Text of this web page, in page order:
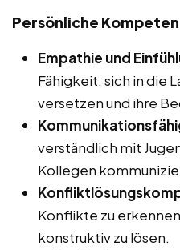
Persönliche
Empathie und
Fähigkeit, sich in die
versetzen und ihre
verständlich mit
Kollegen
Konflikte zu
konstruktiv zu lösen.